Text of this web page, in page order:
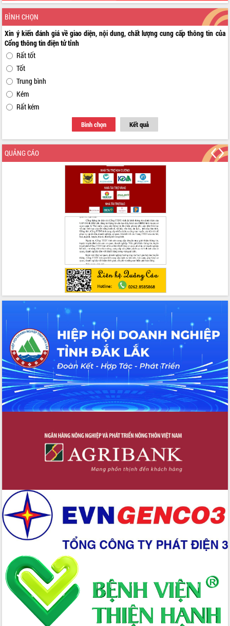
BÌNH CHỌN
Xin ý kiến đánh giá về giao diện, nội dung, chất lượng cung cấp thông tin của
Cổng thông tin điện tử tỉnh
Rất tốt
Tốt
Trung bình
Kém
Rất kém
Bình chọn Kết quả
QUẢNG CÁO